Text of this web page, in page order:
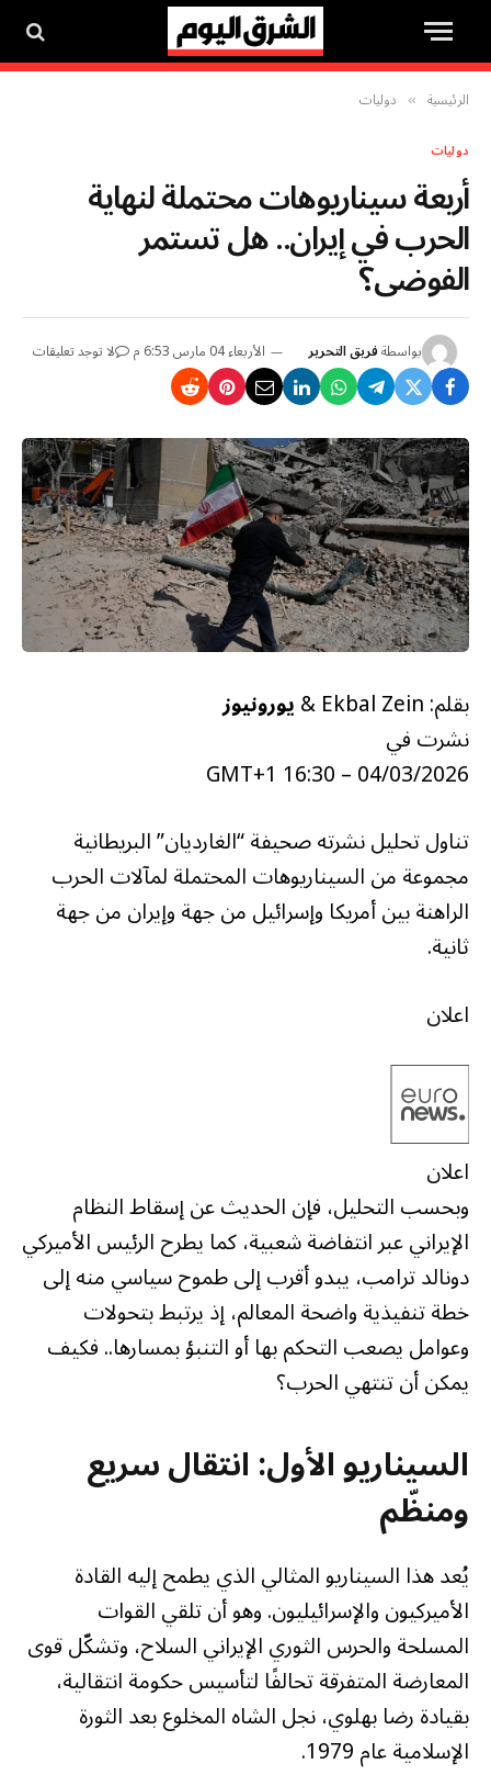
الرئيسية » دوليات
دوليات
أربعة سيناريوهات محتملة لنهاية
الحرب في إيران.. هل تستمر
الفوضى؟
بواسطةفريق التحرير الأربعاء 04 مارس 6:53 م لا توجد تعليقات
بقلم: Ekbal Zein &
يورونيوز
نشرت في
04/03/2026 – 16:30 GMT+1
تناول تحليل نشرته صحيفة “الغارديان” البريطانية
مجموعة من السيناريوهات المحتملة لمآلات الحرب
الراهنة بين أمريكا وإسرائيل من جهة وإيران من جهة
ثانية.
اعلان
اعلان
وبحسب التحليل، فإن الحديث عن إسقاط النظام
الإيراني عبر انتفاضة شعبية، كما يطرح الرئيس الأميركي
دونالد ترامب، يبدو أقرب إلى طموح سياسي منه إلى
خطة تنفيذية واضحة المعالم، إذ يرتبط بتحولات
وعوامل يصعب التحكم بها أو التنبؤ بمسارها.. فكيف
يمكن أن تنتهي الحرب؟
السيناريو الأول: انتقال سريع
ومنظّم
يُعد هذا السيناريو المثالي الذي يطمح إليه القادة
الأميركيون والإسرائيليون. وهو أن تلقي القوات
المسلحة والحرس الثوري الإيراني السلاح، وتشكّل قوى
المعارضة المتفرقة تحالفًا لتأسيس حكومة انتقالية،
بقيادة رضا بهلوي، نجل الشاه المخلوع بعد الثورة
الإسلامية عام 1979.